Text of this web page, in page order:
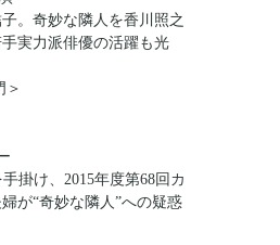
。奇妙な隣人を香川照之
実力派俳優の活躍も光
＞
掛け、2015年度第68回カ
が“奇妙な隣人”への疑惑